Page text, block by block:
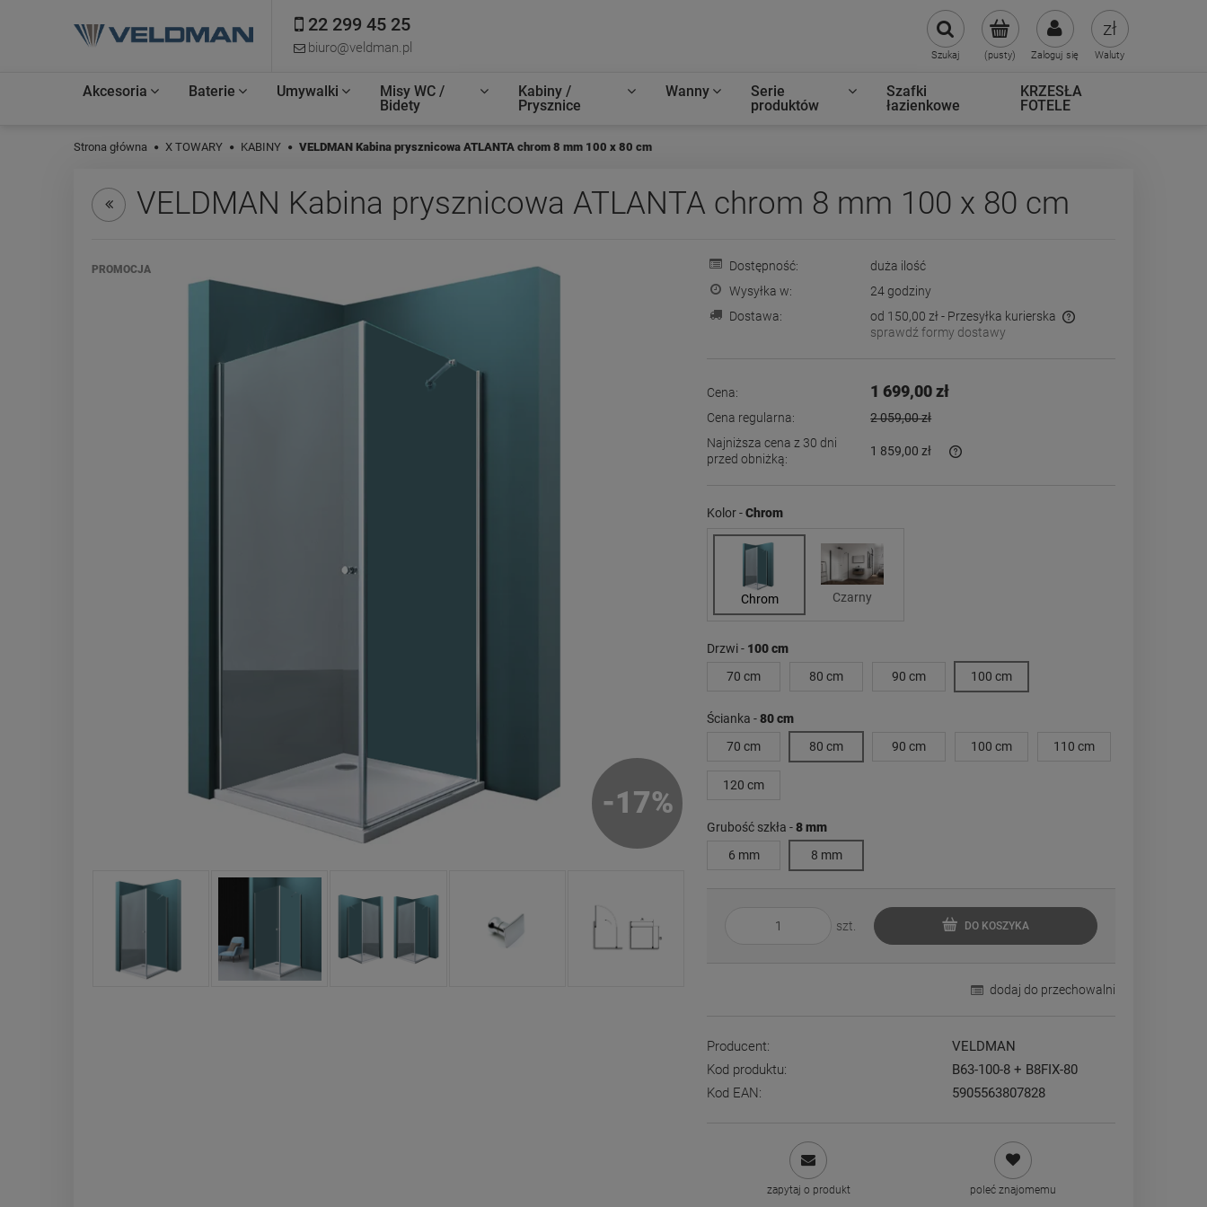
22 299 45 25
biuro@veldman.pl (pusty) Zaloguj się
Szukaj Waluty
Akcesoria Baterie Umywalki
Misy WC /
Bidety
Kabiny /
Prysznice
Wanny
Serie
produktów
Szafki
łazienkowe
KRZESŁA
FOTELE
Strona główna X TOWARY KABINY VELDMAN Kabina prysznicowa ATLANTA chrom 8 mm 100 x 80 cm
VELDMAN Kabina prysznicowa ATLANTA chrom 8 mm 100 x 80 cm
PROMOCJA
-17%
Dostępność:
duża ilość
Wysyłka w:
24 godziny
Dostawa:
od 150,00 zł - Przesyłka kurierska
sprawdź formy dostawy
Cena: 1 699,00 zł
Cena regularna:
2 059,00 zł
Najniższa cena z 30 dni
przed obniżką:
1 859,00 zł
dni, wyświetlana jest najniższa cena od
sprzedaży.
Kolor -Chrom
Chrom Czarny
Drzwi - 100 cm
70 cm
80 cm 90 cm 100 cm
Ścianka -80 cm
70 cm
80 cm 90 cm 100 cm 110 cm
120 cm
Grubość szkła -8 mm
6 mm
8 mm
szt. DO KOSZYKA
dodaj do przechowalni
Producent:
VELDMAN
Kod produktu:
B63-100-8 + B8FIX-80
Kod EAN:
5905563807828
zapytaj o produkt poleć znajomemu